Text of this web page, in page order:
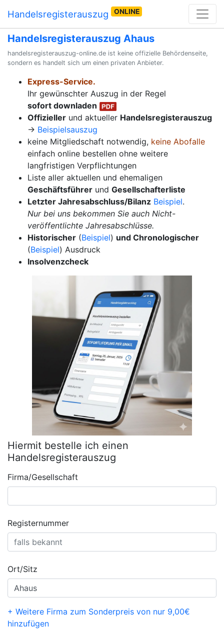
Handelsregisterauszug ONLINE
Handelsregisterauszug Ahaus
handelsregisterauszug-online.de ist keine offizielle Behördenseite,
sondern es handelt sich um einen privaten Anbieter.
Express-Service.
Ihr gewünschter Auszug in der Regel
sofort downladen
Offizieller und aktueller Handelsregisterauszug
→ Beispielsauszug
keine Mitgliedschaft notwendig, keine Abofalle
einfach online bestellen ohne weitere
langfristigen Verpflichtungen
Liste aller aktuellen und ehemaligen
Geschäftsführer und Gesellschafterliste
Letzter Jahresabschluss/Bilanz Beispiel.
Nur bei uns bekommen Sie auch Nicht-
veröffentlichte Jahresabschlüsse.
Historischer (Beispiel) und Chronologischer
(Beispiel) Ausdruck
Insolvenzcheck
Hiermit bestelle ich einen
Handelsregisterauszug
Firma/Gesellschaft
Registernummer
Ort/Sitz
+ Weitere Firma zum Sonderpreis von nur 9,00€
hinzufügen